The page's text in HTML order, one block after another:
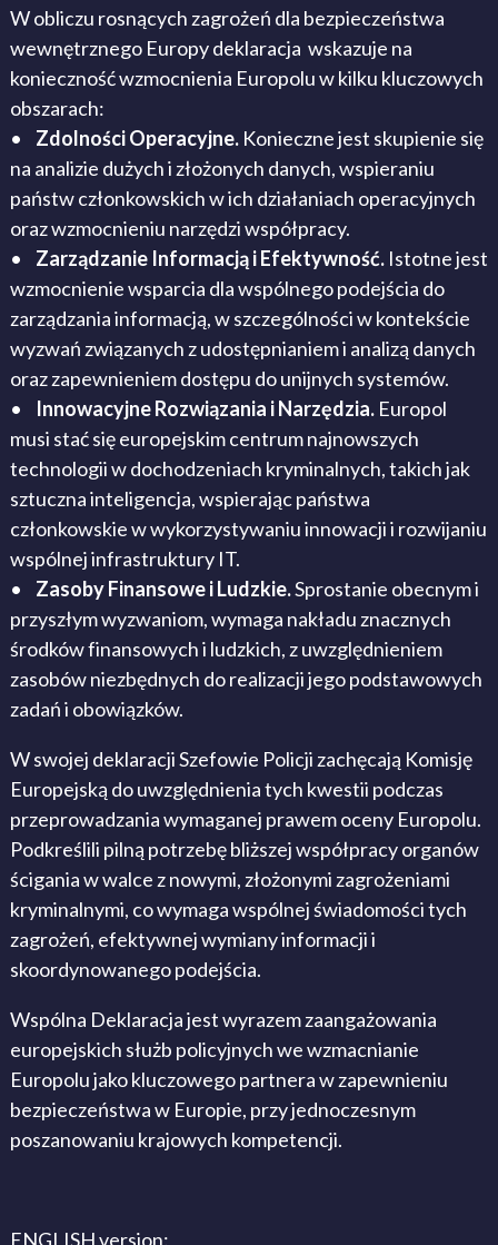
W obliczu rosnących zagrożeń dla bezpieczeństwa
wewnętrznego Europy deklaracja wskazuje na
konieczność wzmocnienia Europolu w kilku kluczowych
obszarach:
• Zdolności Operacyjne. Konieczne jest skupienie się
na analizie dużych i złożonych danych, wspieraniu
państw członkowskich w ich działaniach operacyjnych
oraz wzmocnieniu narzędzi współpracy.
• Zarządzanie Informacją i Efektywność. Istotne jest
wzmocnienie wsparcia dla wspólnego podejścia do
zarządzania informacją, w szczególności w kontekście
wyzwań związanych z udostępnianiem i analizą danych
oraz zapewnieniem dostępu do unijnych systemów.
• Innowacyjne Rozwiązania i Narzędzia. Europol
musi stać się europejskim centrum najnowszych
technologii w dochodzeniach kryminalnych, takich jak
sztuczna inteligencja, wspierając państwa
członkowskie w wykorzystywaniu innowacji i rozwijaniu
wspólnej infrastruktury IT.
• Zasoby Finansowe i Ludzkie.Sprostanie obecnym i
przyszłym wyzwaniom, wymaga nakładu znacznych
środków finansowych i ludzkich, z uwzględnieniem
zasobów niezbędnych do realizacji jego podstawowych
zadań i obowiązków.
W swojej deklaracji Szefowie Policji zachęcają Komisję
Europejską do uwzględnienia tych kwestii podczas
przeprowadzania wymaganej prawem oceny Europolu.
Podkreślili pilną potrzebę bliższej współpracy organów
ścigania w walce z nowymi, złożonymi zagrożeniami
kryminalnymi, co wymaga wspólnej świadomości tych
zagrożeń, efektywnej wymiany informacji i
skoordynowanego podejścia.
Wspólna Deklaracja jest wyrazem zaangażowania
europejskich służb policyjnych we wzmacnianie
Europolu jako kluczowego partnera w zapewnieniu
bezpieczeństwa w Europie, przy jednoczesnym
poszanowaniu krajowych kompetencji.
ENGLISH version: